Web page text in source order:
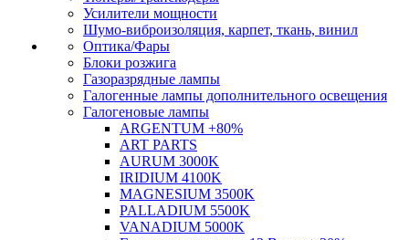
Усилители мощности
Шумо-виброизоляция, карпет, ткань, винил
Оптика/Фары
Блоки розжига
Газоразрядные лампы
Галогенные лампы дополнительного освещения
Галогеновые лампы
ARGENTUM +80%
ART PARTS
AURUM 3000K
IRIDIUM 4100K
MAGNESIUM 3500K
PALLADIUM 5500K
VANADIUM 5000K